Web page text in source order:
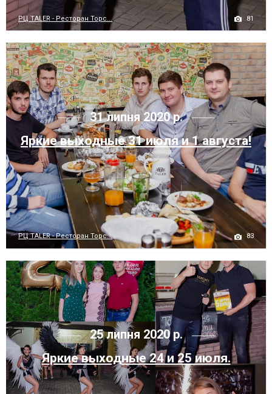
РЦ TALER - Ресторан Торс... 81
31 липня 2020 р.
Яркие выходные 31 июля и 1 августа!
РЦ TALER - Ресторан Торс... 83
25 липня 2020 р.
Яркие выходные 24 и 25 июля.